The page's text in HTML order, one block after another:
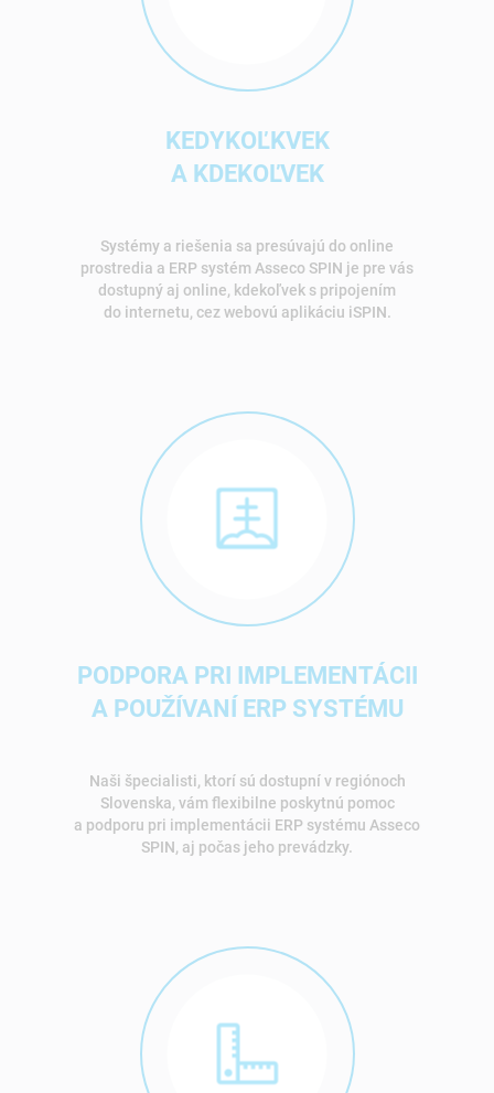
KEDYKOĽKVEK
A KDEKOĽVEK
Systémy a riešenia sa presúvajú do online
prostredia a ERP systém Asseco SPIN je pre vás
dostupný aj online, kdekoľvek s pripojením
do internetu, cez webovú aplikáciu iSPIN.
PODPORA PRI IMPLEMENTÁCII
A POUŽÍVANÍ ERP SYSTÉMU
Naši špecialisti, ktorí sú dostupní v regiónoch
Slovenska, vám flexibilne poskytnú pomoc
a podporu pri implementácii ERP systému Asseco
SPIN, aj počas jeho prevádzky.